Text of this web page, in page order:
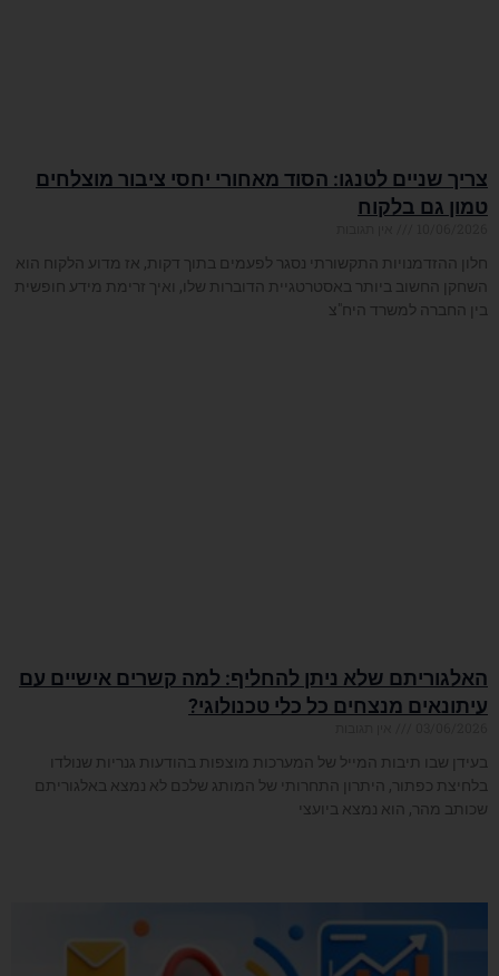
צריך שניים לטנגו: הסוד מאחורי יחסי ציבור מוצלחים
טמון גם בלקוח
חלון ההזדמנויות התקשורתי נסגר לפעמים בתוך דקות, אז מדוע הלקוח הוא
השחקן החשוב ביותר באסטרטגיית הדוברות שלו, ואיך זרימת מידע חופשית
בין החברה למשרד היח"צ
האלגוריתם שלא ניתן להחליף: למה קשרים אישיים עם
עיתונאים מנצחים כל כלי טכנולוגי?
בעידן שבו תיבות המייל של המערכות מוצפות בהודעות גנריות שנולדו
בלחיצת כפתור, היתרון התחרותי של המותג שלכם לא נמצא באלגוריתם
שכותב מהר, הוא נמצא ביועצי